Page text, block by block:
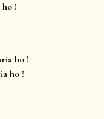
!
ho !
ho !